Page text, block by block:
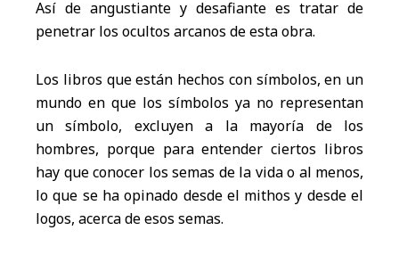
Así de angustiante y desafiante es tratar de
penetrar los ocultos arcanos de esta obra.
Los libros que están hechos con símbolos, en un
mundo en que los símbolos ya no representan
un símbolo, excluyen a la mayoría de los
hombres, porque para entender ciertos libros
hay que conocer los semas de la vida o al menos,
lo que se ha opinado desde el mithos y desde el
logos, acerca de esos semas.